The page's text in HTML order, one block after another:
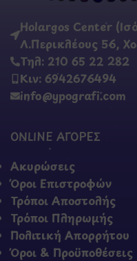
Holargos Center
Λ.Περικλέους 56,
Τηλ: 210 65 22 282
Κιν: 6942676494
info@ypografi.com
ONLINE ΑΓΟΡΕΣ
Ακυρώσεις
Όροι Επιστροφών
Τρόποι Αποστολής
Τρόποι Πληρωμής
Πολιτική Απορρήτου
Όροι & Προϋποθέσεις